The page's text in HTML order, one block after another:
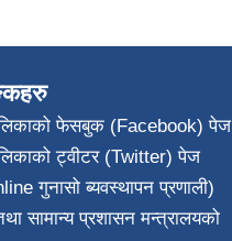
फेसबुक (Facebook) पेज
ट्वीटर (Twitter) पेज
गुनासो ब्यवस्थापन प्रणाली)
सामान्य प्रशासन मन्त्रालयको